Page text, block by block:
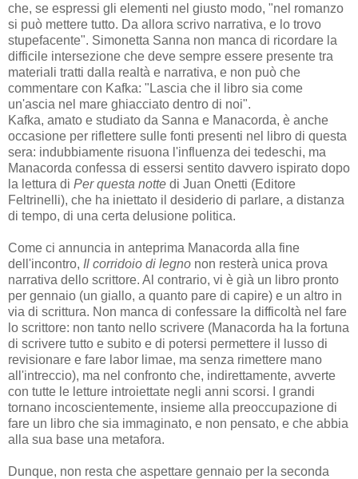
che, se espressi gli elementi nel giusto modo, "nel romanzo
si può mettere tutto. Da allora scrivo narrativa, e lo trovo
stupefacente". Simonetta Sanna non manca di ricordare la
difficile intersezione che deve sempre essere presente tra
materiali tratti dalla realtà e narrativa, e non può che
commentare con Kafka: "Lascia che il libro sia come
un'ascia nel mare ghiacciato dentro di noi".
Kafka, amato e studiato da Sanna e Manacorda, è anche
occasione per riflettere sulle fonti presenti nel libro di questa
sera: indubbiamente risuona l'influenza dei tedeschi, ma
Manacorda confessa di essersi sentito davvero ispirato dopo
la lettura di Per questa notte di Juan Onetti (Editore
Feltrinelli), che ha iniettato il desiderio di parlare, a distanza
di tempo, di una certa delusione politica.
Come ci annuncia in anteprima Manacorda alla fine
dell'incontro, Il corridoio di legno non resterà unica prova
narrativa dello scrittore. Al contrario, vi è già un libro pronto
per gennaio (un giallo, a quanto pare di capire) e un altro in
via di scrittura. Non manca di confessare la difficoltà nel fare
lo scrittore: non tanto nello scrivere (Manacorda ha la fortuna
di scrivere tutto e subito e di potersi permettere il lusso di
revisionare e fare labor limae, ma senza rimettere mano
all'intreccio), ma nel confronto che, indirettamente, avverte
con tutte le letture introiettate negli anni scorsi. I grandi
tornano incoscientemente, insieme alla preoccupazione di
fare un libro che sia immaginato, e non pensato, e che abbia
alla sua base una metafora.
Dunque, non resta che aspettare gennaio per la seconda